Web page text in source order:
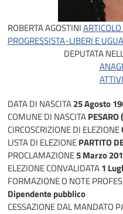
ROBERTA AGOSTINI
PROGRESSISTA-LIBERI E
DEPUTATA
DATA DI NASCITA25 Agosto
COMUNE DI NASCITAPESARO
CIRCOSCRIZIONE DI ELEZIONE
LISTA DI ELEZIONEPARTITO
PROCLAMAZIONE5 Marzo
ELEZIONE CONVALIDATA1
FORMAZIONE O NOTE
Dipendente pubblico
CESSAZIONE DAL MANDATO